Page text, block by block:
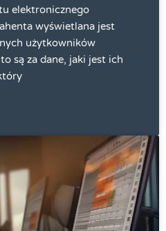
elektronicznego
wyświetlana jest
użytkowników
są za dane, jaki jest ich